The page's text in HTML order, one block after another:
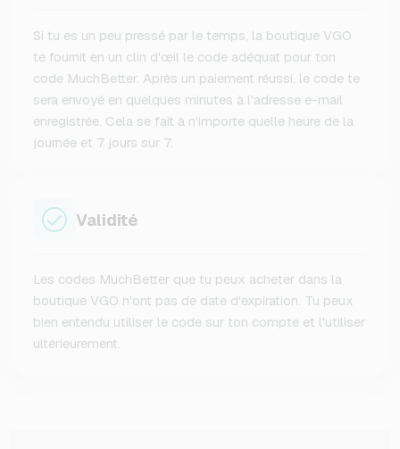
Si tu es un peu pressé par le temps, la boutique VGO
te fournit en un clin d'œil le code adéquat pour ton
code MuchBetter. Après un paiement réussi, le code te
sera envoyé en quelques minutes à l'adresse e-mail
enregistrée. Cela se fait à n'importe quelle heure de la
journée et 7 jours sur 7.
Validité
Les codes MuchBetter que tu peux acheter dans la
boutique VGO n'ont pas de date d'expiration. Tu peux
bien entendu utiliser le code sur ton compte et l'utiliser
ultérieurement.